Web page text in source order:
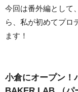
今回は番外編として
ら、私が初めてプロ
ます！
小倉にオープン！